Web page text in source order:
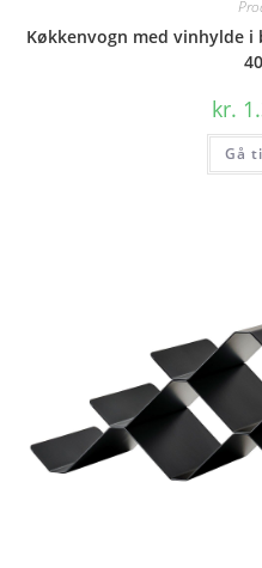
Køkkenvogn med vinhylde
kr.
Gå